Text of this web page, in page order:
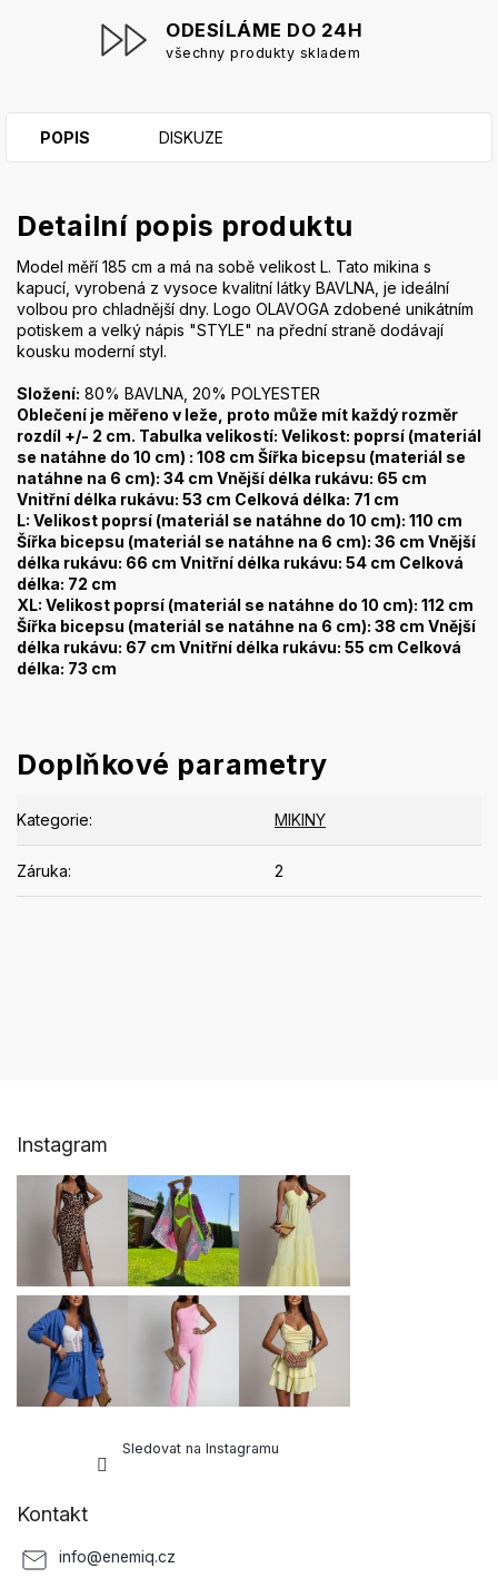
ODESÍLÁME DO 24H
všechny produkty skladem
POPIS DISKUZE
Detailní popis produktu
Model měří 185 cm a má na sobě velikost L. Tato mikina s
kapucí, vyrobená z vysoce kvalitní látky BAVLNA, je ideální
volbou pro chladnější dny. Logo OLAVOGA zdobené unikátním
potiskem a velký nápis "STYLE" na přední straně dodávají
kousku moderní styl.
Složení: 80% BAVLNA, 20% POLYESTER
Oblečení je měřeno v leže, proto může mít každý rozměr
rozdíl +/- 2 cm. Tabulka velikostí: Velikost: poprsí (materiál
se natáhne do 10 cm) : 108 cm Šířka bicepsu (materiál se
natáhne na 6 cm): 34 cm Vnější délka rukávu: 65 cm
Vnitřní délka rukávu: 53 cm Celková délka: 71 cm
L: Velikost poprsí (materiál se natáhne do 10 cm): 110 cm
Šířka bicepsu (materiál se natáhne na 6 cm): 36 cm Vnější
délka rukávu: 66 cm Vnitřní délka rukávu: 54 cm Celková
délka: 72 cm
XL: Velikost poprsí (materiál se natáhne do 10 cm): 112 cm
Šířka bicepsu (materiál se natáhne na 6 cm): 38 cm Vnější
délka rukávu: 67 cm Vnitřní délka rukávu: 55 cm Celková
délka: 73 cm
Doplňkové parametry
Kategorie: MIKINY
Záruka: 2
Instagram
Sledovat na Instagramu
Kontakt
info@enemiq.cz